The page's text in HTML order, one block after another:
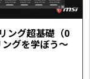
ング超基礎（0
グを学ぼう～